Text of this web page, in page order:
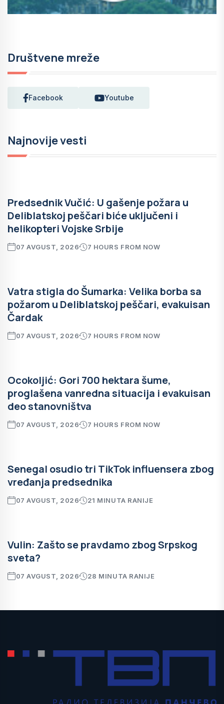
Društvene mreže
Facebook Youtube
Najnovije vesti
Predsednik Vučić: U gašenje požara u
Deliblatskoj peščari biće uključeni i
helikopteri Vojske Srbije
07 AVGUST, 2026 7 HOURS FROM NOW
Vatra stigla do Šumarka: Velika borba sa
požarom u Deliblatskoj peščari, evakuisan
Čardak
07 AVGUST, 2026 7 HOURS FROM NOW
Ocokoljić: Gori 700 hektara šume,
proglašena vanredna situacija i evakuisan
deo stanovništva
07 AVGUST, 2026 7 HOURS FROM NOW
Senegal osudio tri TikTok influensera zbog
vređanja predsednika
07 AVGUST, 2026 21 MINUTA RANIJE
Vulin: Zašto se pravdamo zbog Srpskog
sveta?
07 AVGUST, 2026 28 MINUTA RANIJE